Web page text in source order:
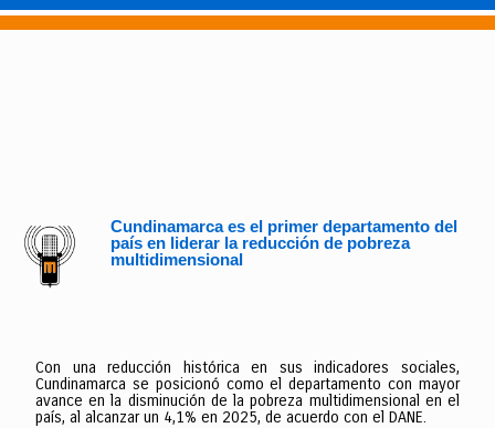
Cundinamarca es el primer departamento del
país en liderar la reducción de pobreza
multidimensional
Con una reducción histórica en sus indicadores sociales,
Cundinamarca se posicionó como el departamento con mayor
avance en la disminución de la pobreza multidimensional en el
país, al alcanzar un 4,1% en 2025, de acuerdo con el DANE.